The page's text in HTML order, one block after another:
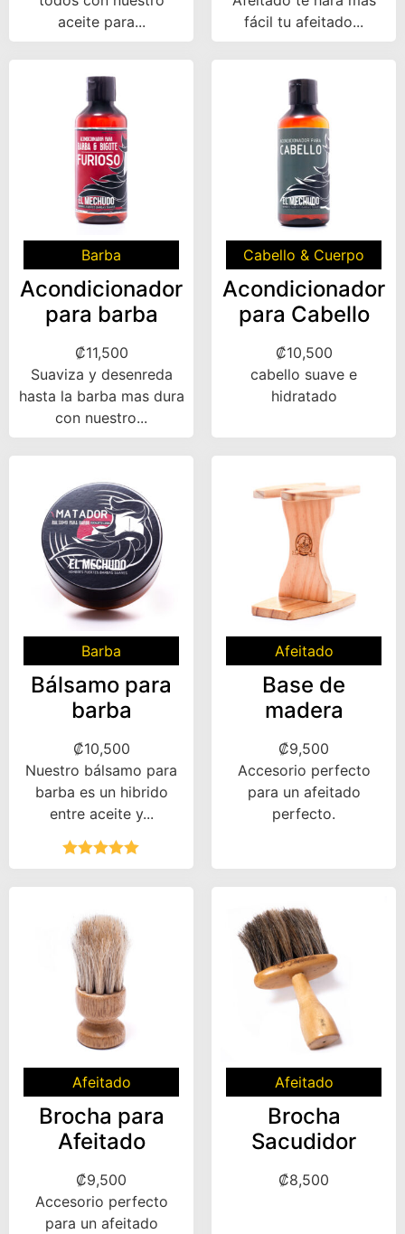
aceite para...
fácil tu afeitado...
Barba
Acondicionador
para barba
₡11,500
Suaviza y desenreda
hasta la barba mas dura
con nuestro...
Cabello & Cuerpo
Acondicionador
para Cabello
₡10,500
cabello suave e
hidratado
Barba
Bálsamo para
barba
₡10,500
Nuestro bálsamo para
barba es un hibrido
entre aceite y...
Valorado
Afeitado
Base de
madera
₡9,500
Accesorio perfecto
para un afeitado
perfecto.
Afeitado
Brocha para
Afeitado
₡9,500
Accesorio perfecto
para un afeitado
Afeitado
Brocha
Sacudidor
₡8,500